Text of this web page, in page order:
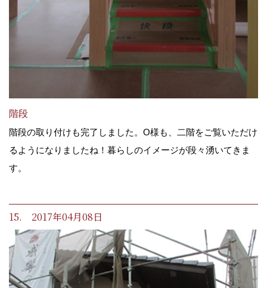
階段
階段の取り付けも完了しました。O様も、二階をご覧いただけ
るようになりましたね！暮らしのイメージが段々湧いてきま
す。
15. 2017年04月08日